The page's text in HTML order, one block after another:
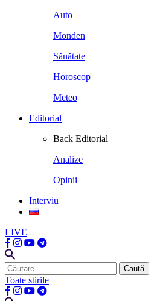
Auto
Monden
Sănătate
Horoscop
Meteo
Editorial
Back Editorial
Analize
Opinii
Interviu
LIVE
Caută
după:
Toate stirile